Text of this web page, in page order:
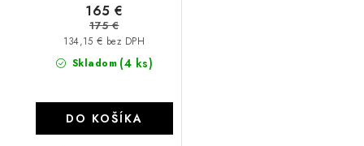
Skladom (4 ks)
134,15 € bez DPH
165 €
175 €
DO KOŠÍKA